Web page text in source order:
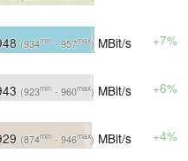
(934min- 957max) MBit/s +7%
(923min - 960max) MBit/s +6%
(874min - 946max) MBit/s +4%